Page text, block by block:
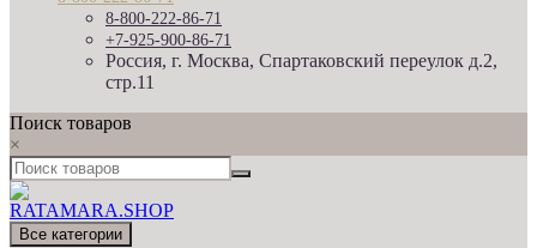
8-800-222-86-71
+7-925-900-86-71
Россия, г. Москва, Спартаковский переулок д.2,
стр.11
Поиск товаров
×
Все категории